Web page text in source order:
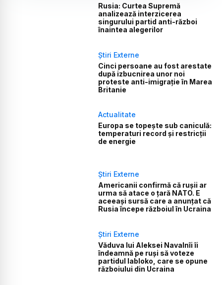
Rusia: Curtea Supremă
analizează interzicerea
singurului partid anti-război
înaintea alegerilor
Știri Externe
Cinci persoane au fost arestate
după izbucnirea unor noi
proteste anti-imigrație în Marea
Britanie
Actualitate
Europa se topește sub caniculă:
temperaturi record și restricții
de energie
Știri Externe
Americanii confirmă că rușii ar
urma să atace o țară NATO. E
aceeași sursă care a anunțat că
Rusia începe războiul în Ucraina
Știri Externe
Văduva lui Aleksei Navalnîi îi
îndeamnă pe ruși să voteze
partidul Iabloko, care se opune
războiului din Ucraina